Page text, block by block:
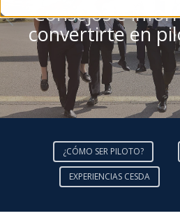
Consejos e
convertirte en
¿CÓMO SER PILOTO?
EXPERIENCIAS CESDA